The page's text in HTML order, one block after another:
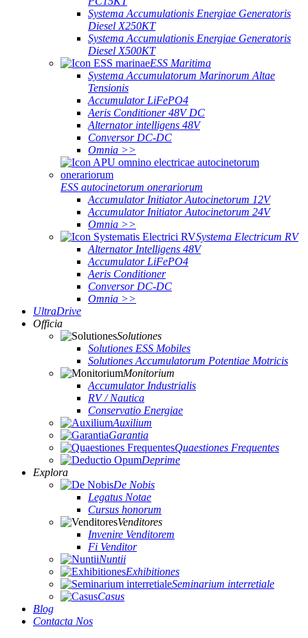
Systema Accumulationis Energiae Generatoris
Diesel X250KT
Systema Accumulationis Energiae Generatoris
Diesel X500KT
ESS Maritima
Systema Accumulatorum Marinorum Altae
Tensionis
Accumulator LiFePO4
Aeris Conditioner 48V DC
Alternator intelligens 48V
Conversor DC-DC
Omnia >>
ESS autocinetorum onerariorum
Accumulator Initiator Autocinetorum 12V
Accumulator Initiator Autocinetorum 24V
Omnia >>
Systema Electricum RV
Alternator Intelligens 48V
Accumulator LiFePO4
Aeris Conditioner
Conversor DC-DC
Omnia >>
UltraDrive
Officia
Solutiones
Solutiones ESS Mobiles
Solutiones Accumulatorum Potentiae Motricis
Monitorium
Accumulator Industrialis
RV / Nautica
Conservatio Energiae
Auxilium
Garantia
Quaestiones Frequentes
Deprime
Explora
De Nobis
Legatus Notae
Cursus honorum
Venditores
Invenire Venditorem
Fi Venditor
Nuntii
Exhibitiones
Seminarium interretiale
Casus
Blog
Contacta Nos